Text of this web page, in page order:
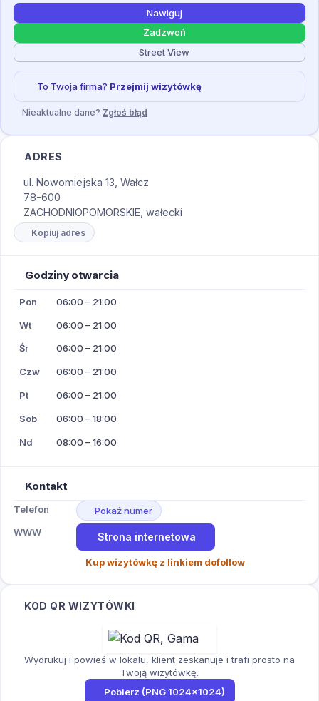
Nawiguj
Zadzwoń
Street View
To Twoja firma? Przejmij wizytówkę
Nieaktualne dane? Zgłoś błąd
ADRES
ul. Nowomiejska 13, Wałcz
78-600
ZACHODNIOPOMORSKIE, wałecki
Kopiuj adres
Godziny otwarcia
Pon 06:00 – 21:00
Wt 06:00 – 21:00
Śr 06:00 – 21:00
Czw 06:00 – 21:00
Pt 06:00 – 21:00
Sob 06:00 – 18:00
Nd 08:00 – 16:00
Kontakt
Telefon
Pokaż numer
WWW
Strona internetowa
Kup wizytówkę z linkiem dofollow
KOD QR WIZYTÓWKI
Wydrukuj i powieś w lokalu, klient zeskanuje i trafi prosto na
Twoją wizytówkę.
Pobierz (PNG 1024×1024)